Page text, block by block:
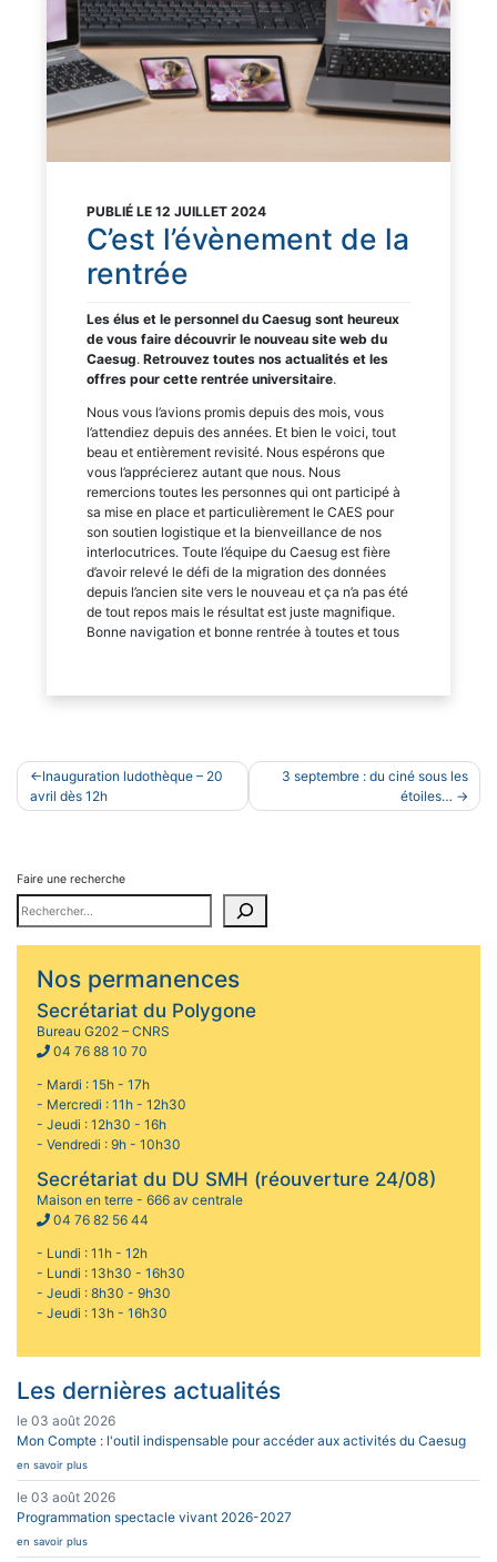
PUBLIÉ LE 12 JUILLET 2024
C’est l’évènement de la
rentrée
Les élus et le personnel du Caesug sont heureux
de vous faire découvrir le nouveau site web du
Caesug. Retrouvez toutes nos actualités et les
offres pour cette rentrée universitaire.
Nous vous l’avions promis depuis des mois, vous
l’attendiez depuis des années. Et bien le voici, tout
beau et entièrement revisité. Nous espérons que
vous l’apprécierez autant que nous. Nous
remercions toutes les personnes qui ont participé à
sa mise en place et particulièrement le CAES pour
son soutien logistique et la bienveillance de nos
interlocutrices. Toute l’équipe du Caesug est fière
d’avoir relevé le défi de la migration des données
depuis l’ancien site vers le nouveau et ça n’a pas été
de tout repos mais le résultat est juste magnifique.
Bonne navigation et bonne rentrée à toutes et tous
Navigation
de
Inauguration ludothèque – 20
avril dès 12h
3 septembre : du ciné sous les
étoiles…
Faire une recherche
Nos permanences
Secrétariat du Polygone
Bureau G202 – CNRS
04 76 88 10 70
- Mardi : 15h - 17h
- Mercredi : 11h - 12h30
- Jeudi : 12h30 - 16h
- Vendredi : 9h - 10h30
Secrétariat du DU SMH (réouverture 24/08)
Maison en terre - 666 av centrale
04 76 82 56 44
- Lundi : 11h - 12h
- Lundi : 13h30 - 16h30
- Jeudi : 8h30 - 9h30
- Jeudi : 13h - 16h30
Les dernières actualités
le 03 août 2026
Mon Compte : l'outil indispensable pour accéder aux activités du Caesug
en savoir plus
le 03 août 2026
Programmation spectacle vivant 2026-2027
en savoir plus